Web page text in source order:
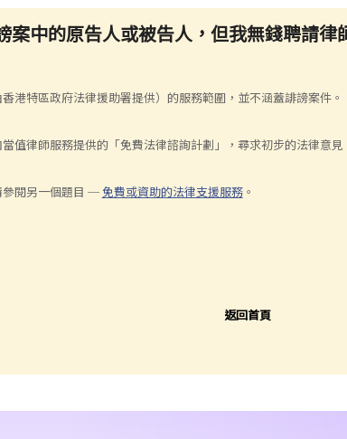
案中的原告人或被告人，但我無錢聘請
香港特區政府法律援助署提供）的服務範圍，並不涵蓋誹謗案件。
值律師服務提供的「免費法律諮詢計劃」，尋求初步的法律意見
參閱另一個題目 ─免費或資助的法律支援服務。
返回首頁